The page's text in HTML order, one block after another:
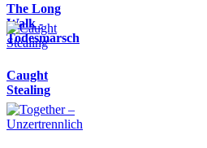
The Long
Walk -
Todesmarsch
Caught
Stealing